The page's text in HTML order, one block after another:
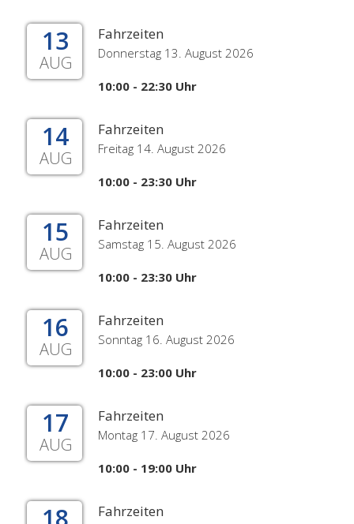
13
AUG
Fahrzeiten
Donnerstag 13. August 2026
10:00 - 22:30 Uhr
14
AUG
Fahrzeiten
Freitag 14. August 2026
10:00 - 23:30 Uhr
15
AUG
Fahrzeiten
Samstag 15. August 2026
10:00 - 23:30 Uhr
16
AUG
Fahrzeiten
Sonntag 16. August 2026
10:00 - 23:00 Uhr
17
AUG
Fahrzeiten
Montag 17. August 2026
10:00 - 19:00 Uhr
Fahrzeiten